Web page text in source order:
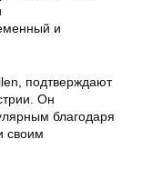
и
подтверждают
Он
благодаря
своим